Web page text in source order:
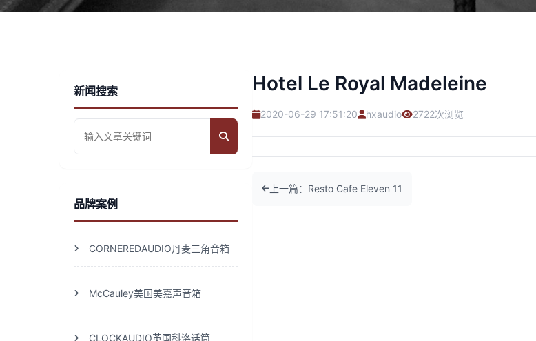
新闻搜索
品牌案例
CORNEREDAUDIO丹麦三角音箱
McCauley美国美嘉声音箱
CLOCKAUDIO英国科洛话筒
Hotel Le Royal Madeleine
2020-06-29 17:51:20 hxaudio 2722次浏览
上一篇：Resto Cafe Eleven 11